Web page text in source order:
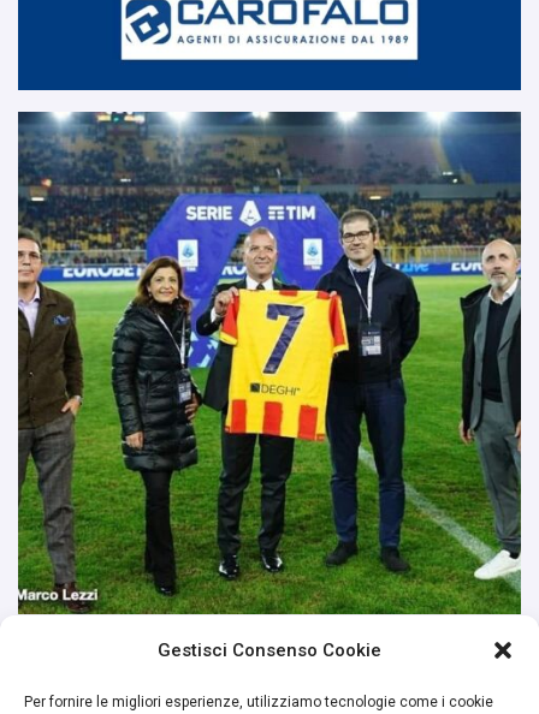
Gestisci Consenso Cookie
Per fornire le migliori esperienze, utilizziamo tecnologie come i cookie